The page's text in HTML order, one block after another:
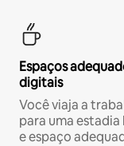
Espaços
digitais
Você viaja a
para uma
e espaço